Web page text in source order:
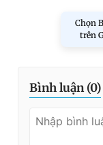
Chọn
trên
Bình luận (0)